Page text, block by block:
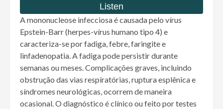
A mononucleose infecciosa é causada pelo vírus
Epstein-Barr (herpes-vírus humano tipo 4) e
caracteriza-se por fadiga, febre, faringite e
linfadenopatia. A fadiga pode persistir durante
semanas ou meses. Complicações graves, incluindo
obstrução das vias respíratórias, ruptura esplênica e
síndromes neurológicas, ocorrem de maneira
ocasional. O diagnóstico é clínico ou feito por testes